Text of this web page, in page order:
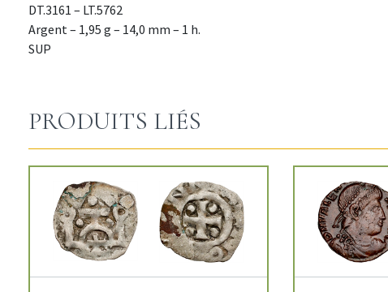
DT.3161 – LT.5762
Argent – 1,95 g – 14,0 mm – 1 h.
SUP
PRODUITS LIÉS